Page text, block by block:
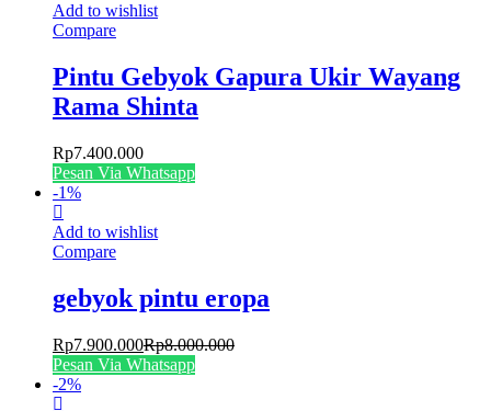
Add to wishlist
Compare
Pintu Gebyok Gapura Ukir Wayang
Rama Shinta
Rp7.400.000
Pesan Via Whatsapp
-1%
Add to wishlist
Compare
gebyok pintu eropa
Rp7.900.000Rp8.000.000
Pesan Via Whatsapp
-2%